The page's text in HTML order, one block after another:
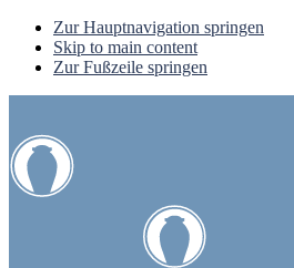
Zur Hauptnavigation springen
Skip to main content
Zur Fußzeile springen